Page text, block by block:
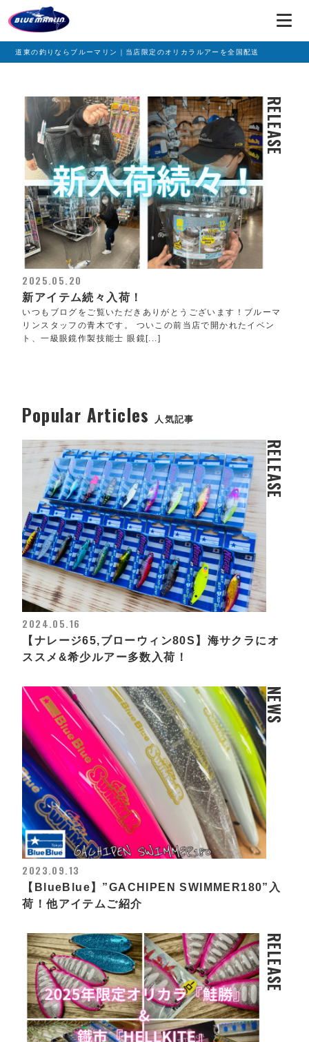
道東の釣りならブルーマリン｜当店限定のオリカラルアーを全国配送
RELEASE
2025.05.20
新アイテム続々入荷！
いつもブログをご覧いただきありがとうございます！ブルーマ
リンスタッフの青木です。 ついこの前当店で開かれたイベン
ト、一級眼鏡作製技能士 眼鏡[...]
Popular Articles 人気記事
RELEASE
2024.05.16
【ナレージ65,ブローウィン80S】海サクラにオ
ススメ&希少ルアー多数入荷！
NEWS
2023.09.13
【BlueBlue】”GACHIPEN SWIMMER180”入
荷！他アイテムご紹介
RELEASE